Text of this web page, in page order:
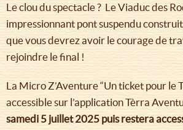
Le clou du spectacle ? Le Viaduc des
impressionnant pont suspendu
que vous devrez avoir le courage de
rejoindre le final !
La Micro Z’Aventure “Un ticket pour le
accessible sur l’application Tèrra
samedi 5 juillet 2025 puis restera